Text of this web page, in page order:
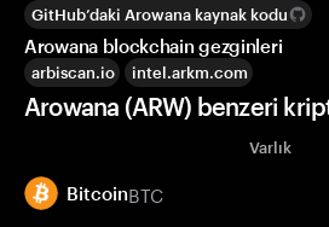
GitHub’daki Arowana kaynak kodu
Arowana blockchain gezginleri
arbiscan.io intel.arkm.com
Arowana (ARW) benzeri
Varlık
BitcoinBTC